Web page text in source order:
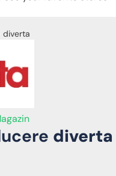
diverta
diverta